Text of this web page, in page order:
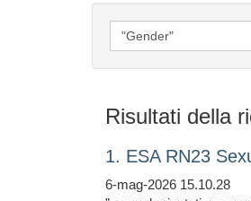
Risultati della
1. ESA RN23
6-mag-2026 15.10.28